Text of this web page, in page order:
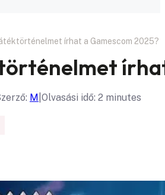
írhat a Gamescom 2025?
M Olvasási idő: 2 minutes